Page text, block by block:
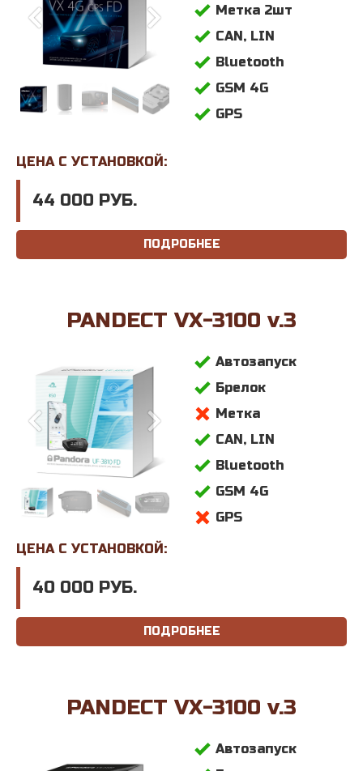
Метка 2шт
CAN, LIN
Bluetooth
GSM 4G
GPS
ЦЕНА С УСТАНОВКОЙ:
44 000 РУБ.
ПОДРОБНЕЕ
PANDECT VX-3100 v.3
Автозапуск
Брелок
Метка
CAN, LIN
Bluetooth
GSM 4G
GPS
ЦЕНА С УСТАНОВКОЙ:
40 000 РУБ.
ПОДРОБНЕЕ
PANDECT VX-3100 v.3
Автозапуск